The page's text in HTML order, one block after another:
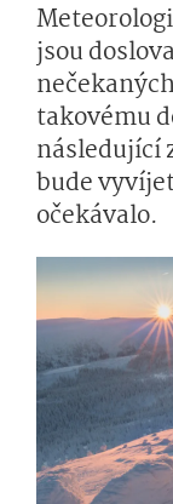
jsou
takovému
následující
bude
očekávalo.